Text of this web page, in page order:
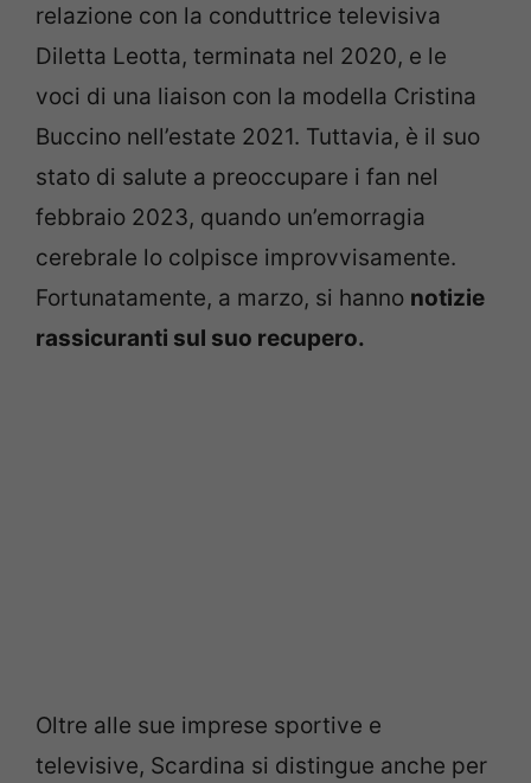
relazione con la conduttrice televisiva
Diletta Leotta, terminata nel 2020, e le
voci di una liaison con la modella Cristina
Buccino nell’estate 2021. Tuttavia, è il suo
stato di salute a preoccupare i fan nel
febbraio 2023, quando un’emorragia
cerebrale lo colpisce improvvisamente.
Fortunatamente, a marzo, si hanno notizie
rassicuranti sul suo recupero.
Oltre alle sue imprese sportive e
televisive, Scardina si distingue anche per